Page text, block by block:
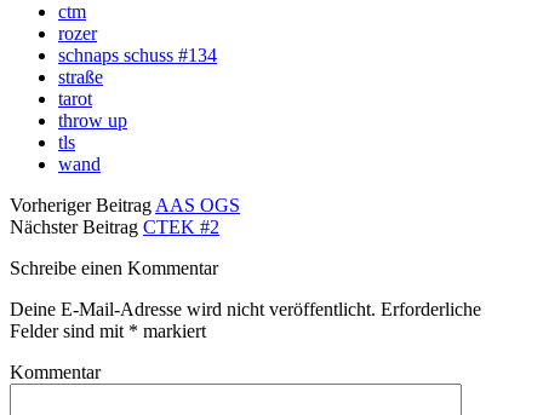
ctm
rozer
schnaps schuss #134
straße
tarot
throw up
tls
wand
Vorheriger BeitragAAS OGS
Nächster Beitrag CTEK #2
Schreibe einen Kommentar
Deine E-Mail-Adresse wird nicht veröffentlicht. Erforderliche
Felder sind mit * markiert
Kommentar